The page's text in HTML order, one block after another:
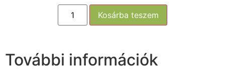
Kosárba teszem
További információk